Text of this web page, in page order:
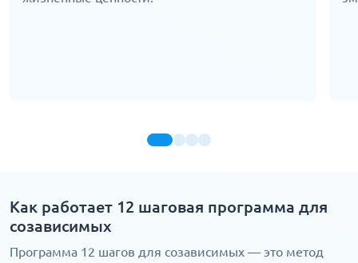
Как работает 12 шаговая программа для
созависимых
Программа 12 шагов для созависимых — это метод